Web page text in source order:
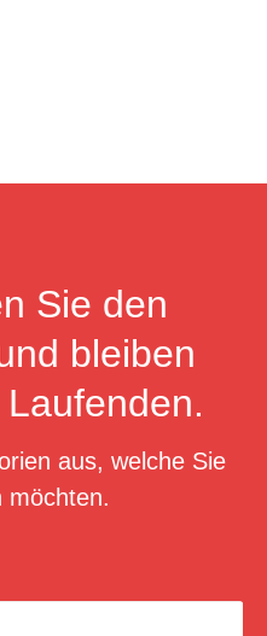
Sie den
bleiben
aus, welche Sie
möchten.